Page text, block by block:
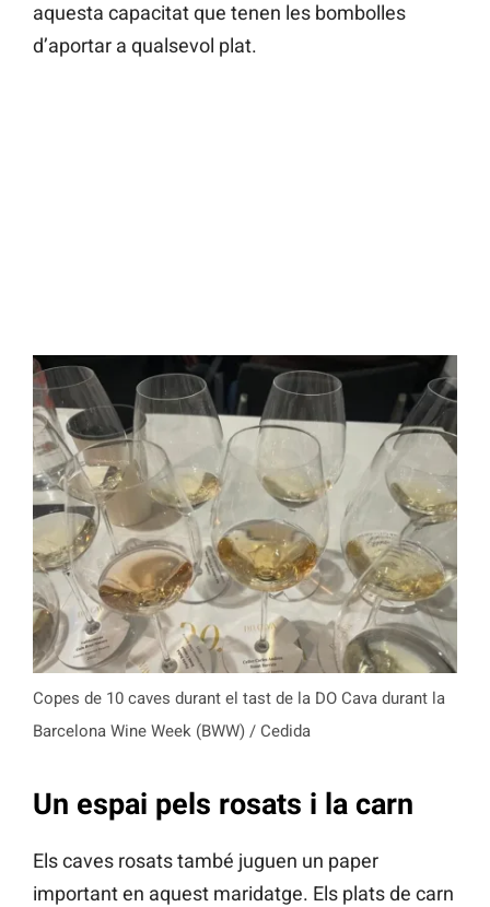
aquesta capacitat que tenen les bombolles
d’aportar a qualsevol plat.
Copes de 10 caves durant el tast de la DO Cava durant la
Barcelona Wine Week (BWW) / Cedida
Un espai pels rosats i la carn
Els caves rosats també juguen un paper
important en aquest maridatge. Els plats de carn